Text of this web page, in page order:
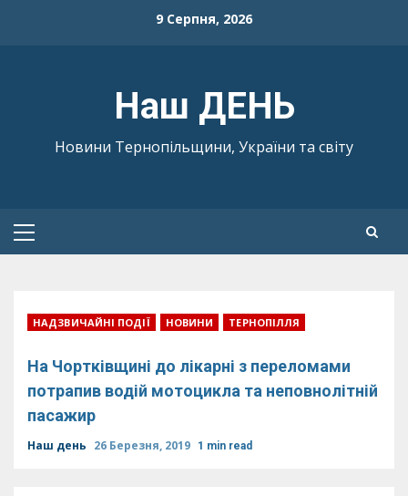
9 Серпня, 2026
Наш ДЕНЬ
Новини Тернопільщини, України та світу
Primary
НАДЗВИЧАЙНІ ПОДІЇ НОВИНИ ТЕРНОПІЛЛЯ
На Чортківщині до лікарні з переломами
потрапив водій мотоцикла та неповнолітній
пасажир
Наш день 26 Березня, 2019 1 min read